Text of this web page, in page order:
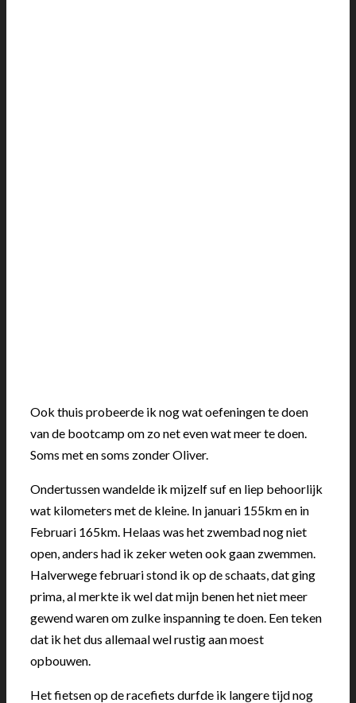
Ook thuis probeerde ik nog wat oefeningen te doen
van de bootcamp om zo net even wat meer te doen.
Soms met en soms zonder Oliver.
Ondertussen wandelde ik mijzelf suf en liep behoorlijk
wat kilometers met de kleine. In januari 155km en in
Februari 165km. Helaas was het zwembad nog niet
open, anders had ik zeker weten ook gaan zwemmen.
Halverwege februari stond ik op de schaats, dat ging
prima, al merkte ik wel dat mijn benen het niet meer
gewend waren om zulke inspanning te doen. Een teken
dat ik het dus allemaal wel rustig aan moest
opbouwen.
Het fietsen op de racefiets durfde ik langere tijd nog